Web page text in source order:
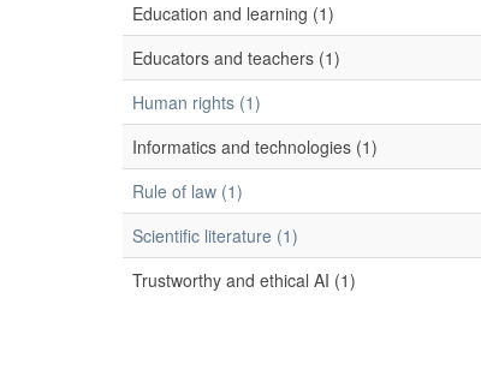
Education and learning (1)
Educators and teachers (1)
Human rights (1)
Informatics and technologies (1)
Rule of law (1)
Scientific literature (1)
Trustworthy and ethical AI (1)